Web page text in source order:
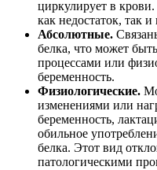
циркулирует в крови.
как недостаток, так
Абсолютные.
белка, что может
процессами или
беременность.
Физиологические.
изменениями или
беременность,
обильное
белка. Этот вид
патологическими